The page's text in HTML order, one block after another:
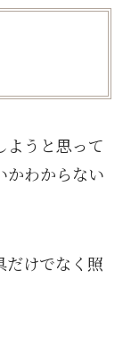
ようと思って
かわからない
だけでなく照